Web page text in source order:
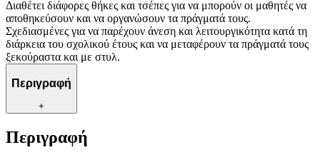
Διαθέτει διάφορες θήκες και τσέπες για να μπορούν οι μαθητές να
αποθηκεύσουν και να οργανώσουν τα πράγματά τους.
Σχεδιασμένες για να παρέχουν άνεση και λειτουργικότητα κατά τη
διάρκεια του σχολικού έτους και να μεταφέρουν τα πράγματά τους
ξεκούραστα και με στυλ.
Περιγραφή
+
Περιγραφή